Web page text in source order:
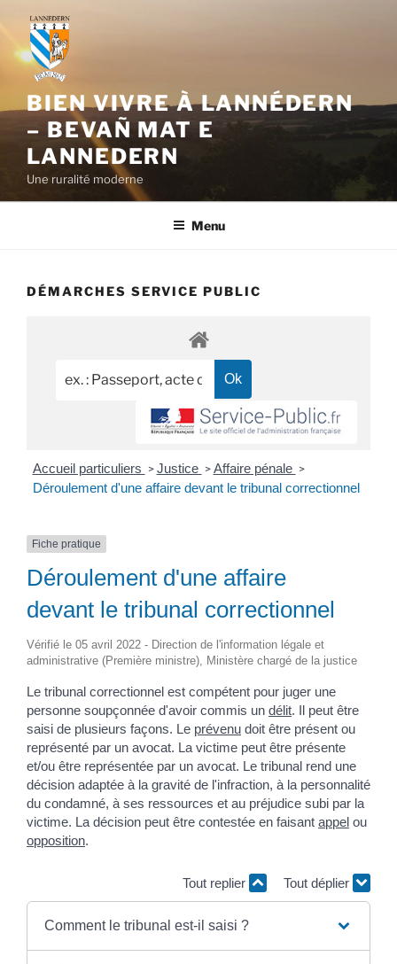
contenu
principal
BIEN VIVRE À LANNÉDERN
– BEVAÑ MAT E
LANNEDERN
Une ruralité moderne
Menu
DÉMARCHES SERVICE PUBLIC
Accueil particuliers > Justice > Affaire pénale >
Déroulement d'une affaire devant le tribunal correctionnel
Fiche pratique
Déroulement d'une affaire
devant le tribunal correctionnel
Vérifié le 05 avril 2022 - Direction de l'information légale et
administrative (Première ministre), Ministère chargé de la justice
Le tribunal correctionnel est compétent pour juger une
personne soupçonnée d'avoir commis un délit. Il peut être
saisi de plusieurs façons. Le prévenu doit être présent ou
représenté par un avocat. La victime peut être présente
et/ou être représentée par un avocat. Le tribunal rend une
décision adaptée à la gravité de l'infraction, à la personnalité
du condamné, à ses ressources et au préjudice subi par la
victime. La décision peut être contestée en faisant appel ou
opposition.
Tout replier Tout déplier
Comment le tribunal est-il saisi ?